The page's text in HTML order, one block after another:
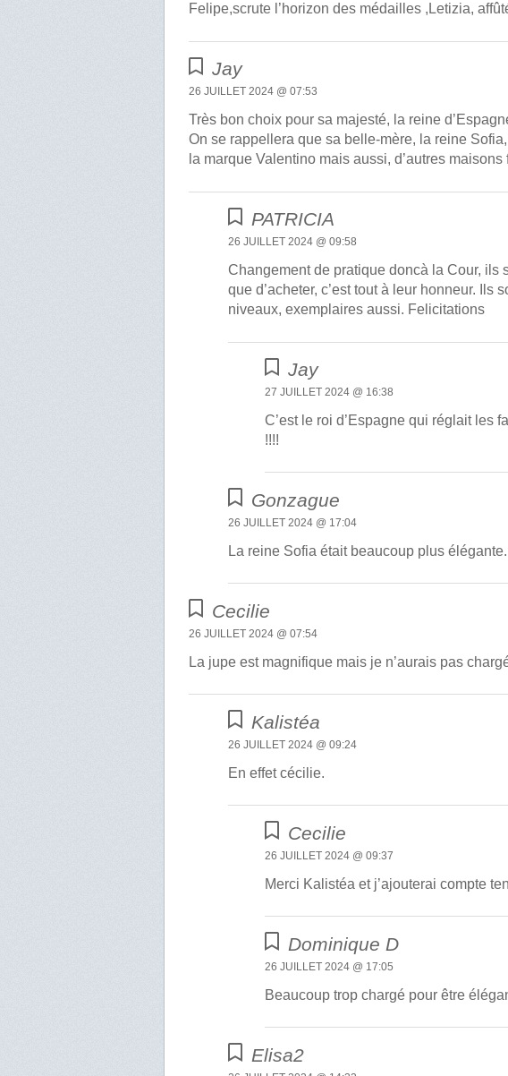
Felipe,scrute l’horizon des médailles ,Letizia,
Jay
26 JUILLET 2024 @ 07:53
Très bon choix pour sa majesté, la reine
On se rappellera que sa belle-mère, la reine
la marque Valentino mais aussi, d’autres maisons
PATRICIA
26 JUILLET 2024 @ 09:58
Changement de pratique doncà la Cour, ils
que d’acheter, c’est tout à leur honneur. Ils
niveaux, exemplaires aussi. Felicitations
Jay
27 JUILLET 2024 @ 16:38
C’est le roi d’Espagne qui réglait les
!!!!
Gonzague
26 JUILLET 2024 @ 17:04
La reine Sofia était beaucoup plus élégante.
Cecilie
26 JUILLET 2024 @ 07:54
La jupe est magnifique mais je n’aurais pas
Kalistéa
26 JUILLET 2024 @ 09:24
En effet cécilie.
Cecilie
26 JUILLET 2024 @ 09:37
Merci Kalistéa et j’ajouterai compte
Dominique D
26 JUILLET 2024 @ 17:05
Beaucoup trop chargé pour être
Elisa2